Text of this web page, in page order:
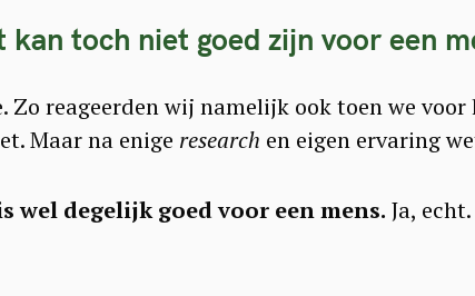
kan toch niet goed zijn voor een
Zo reageerden wij namelijk ook toen we
Maar na enige research en eigen ervaring
wel degelijk goed voor een mens. Ja,